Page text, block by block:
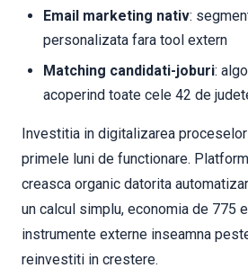
Email marketing nativ:
personalizata fara tool extern
Matching candidati-joburi:
acoperind toate cele 42 de
Investitia in digitalizarea
primele luni de functionare.
creasca organic datorita
un calcul simplu, economia de 775
instrumente externe inseamna
reinvestiti in crestere.